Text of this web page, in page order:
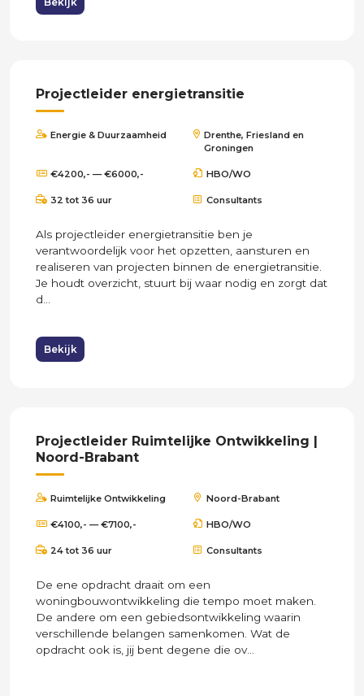
Projectleider energietransitie
Energie & Duurzaamheid
Drenthe, Friesland en
Groningen
€4200,- — €6000,- HBO/WO
32 tot 36 uur Consultants
Als projectleider energietransitie ben je
verantwoordelijk voor het opzetten, aansturen en
realiseren van projecten binnen de energietransitie.
Je houdt overzicht, stuurt bij waar nodig en zorgt dat
d...
Bekijk
Projectleider Ruimtelijke Ontwikkeling |
Noord-Brabant
Ruimtelijke Ontwikkeling Noord-Brabant
€4100,- — €7100,- HBO/WO
24 tot 36 uur Consultants
De ene opdracht draait om een
woningbouwontwikkeling die tempo moet maken.
De andere om een gebiedsontwikkeling waarin
verschillende belangen samenkomen. Wat de
opdracht ook is, jij bent degene die ov...